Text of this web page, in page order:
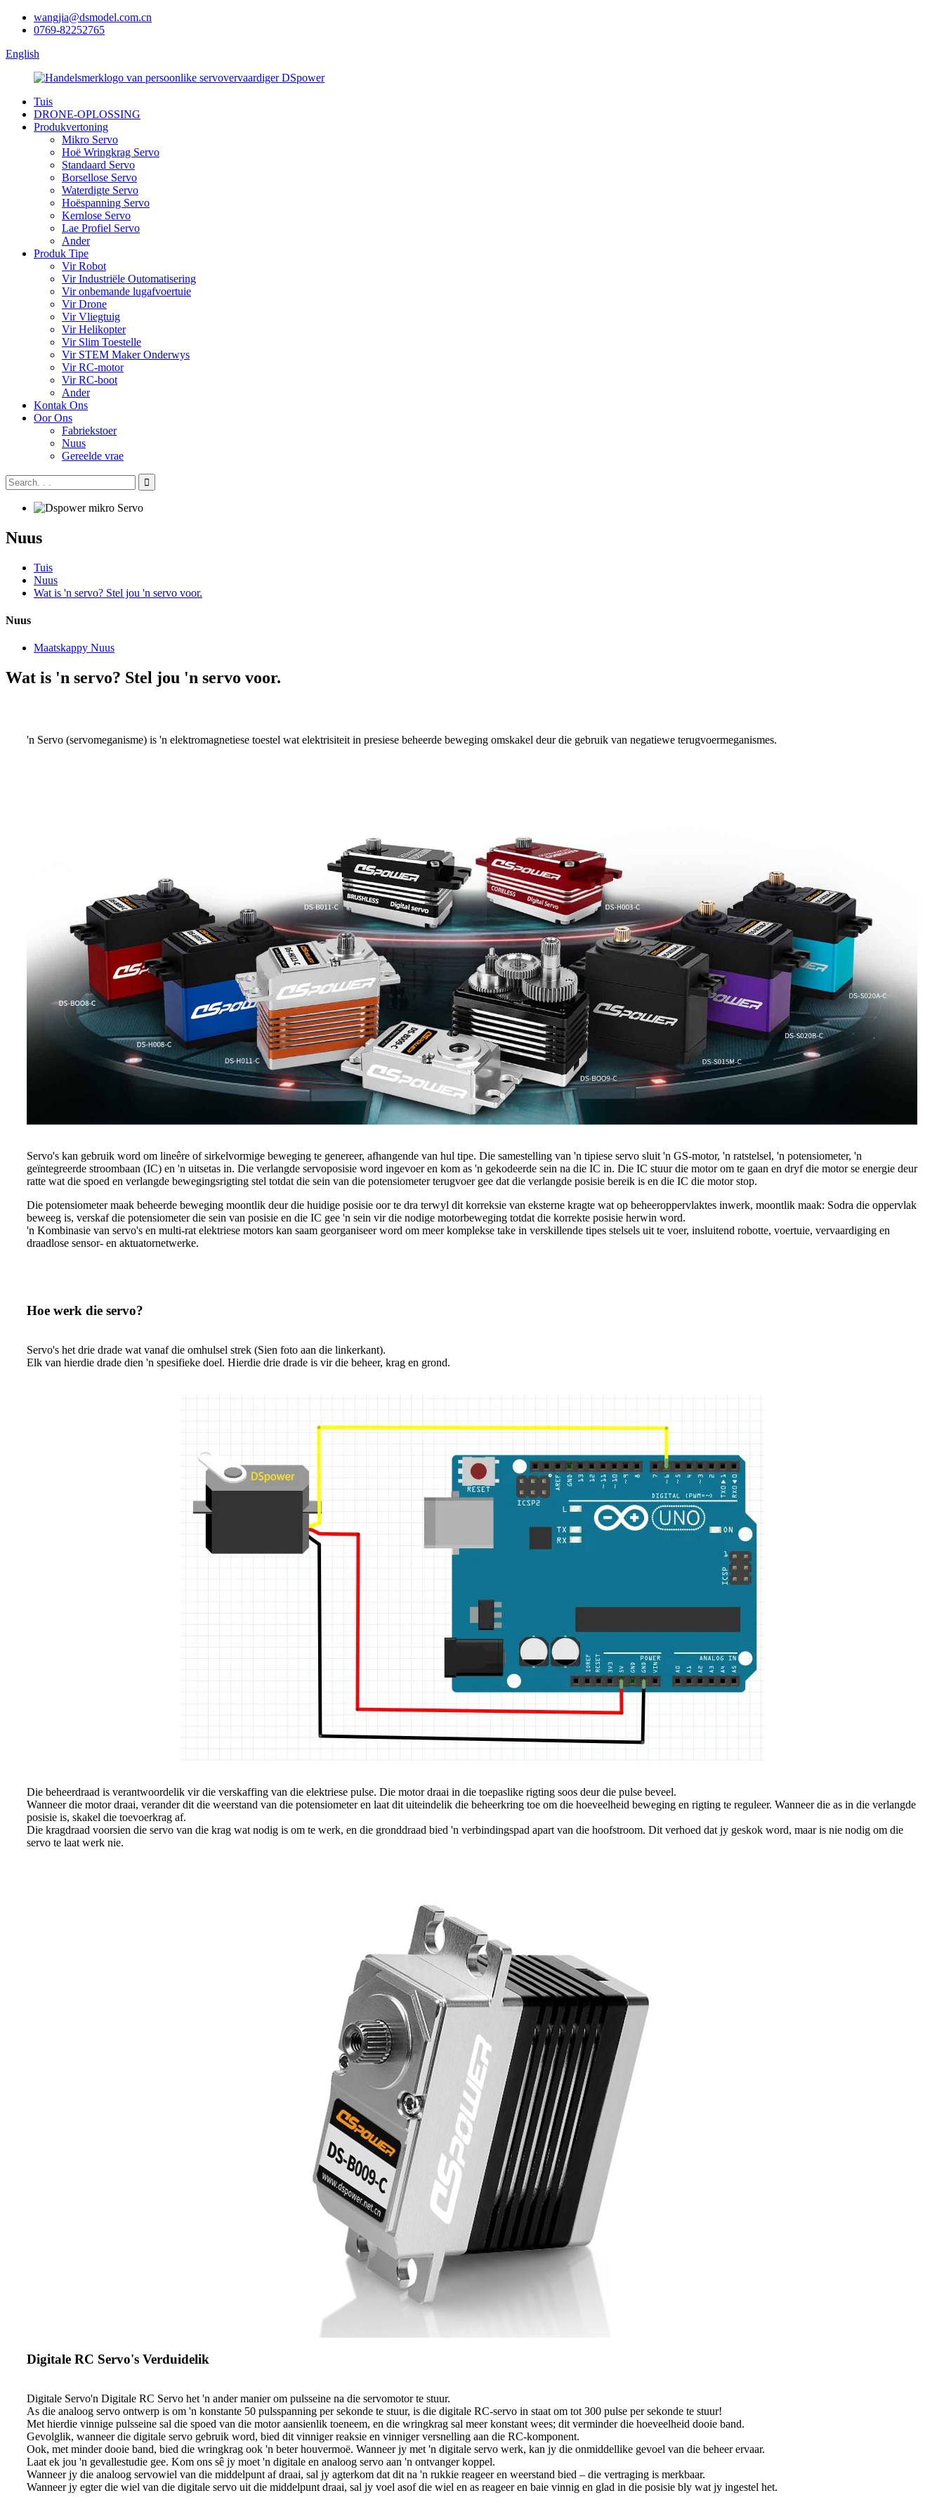
wangjia@dsmodel.com.cn
0769-82252765
English
Tuis
DRONE-OPLOSSING
Produkvertoning
Mikro Servo
Hoë Wringkrag Servo
Standaard Servo
Borsellose Servo
Waterdigte Servo
Hoëspanning Servo
Kernlose Servo
Lae Profiel Servo
Ander
Produk Tipe
Vir Robot
Vir Industriële Outomatisering
Vir onbemande lugafvoertuie
Vir Drone
Vir Vliegtuig
Vir Helikopter
Vir Slim Toestelle
Vir STEM Maker Onderwys
Vir RC-motor
Vir RC-boot
Ander
Kontak Ons
Oor Ons
Fabriekstoer
Nuus
Gereelde vrae
Nuus
Tuis
Nuus
Wat is 'n servo? Stel jou 'n servo voor.
Nuus
Maatskappy Nuus
Wat is 'n servo? Stel jou 'n servo voor.
'n Servo (servomeganisme) is 'n elektromagnetiese toestel wat elektrisiteit in presiese beheerde beweging omskakel deur die gebruik van negatiewe terugvoermeganismes.
Servo's kan gebruik word om lineêre of sirkelvormige beweging te genereer, afhangende van hul tipe. Die samestelling van 'n tipiese servo sluit 'n GS-motor, 'n ratstelsel, 'n potensiometer, 'n
geïntegreerde stroombaan (IC) en 'n uitsetas in. Die verlangde servoposisie word ingevoer en kom as 'n gekodeerde sein na die IC in. Die IC stuur die motor om te gaan en dryf die motor se energie deur
ratte wat die spoed en verlangde bewegingsrigting stel totdat die sein van die potensiometer terugvoer gee dat die verlangde posisie bereik is en die IC die motor stop.
Die potensiometer maak beheerde beweging moontlik deur die huidige posisie oor te dra terwyl dit korreksie van eksterne kragte wat op beheeroppervlaktes inwerk, moontlik maak: Sodra die oppervlak
beweeg is, verskaf die potensiometer die sein van posisie en die IC gee 'n sein vir die nodige motorbeweging totdat die korrekte posisie herwin word.
'n Kombinasie van servo's en multi-rat elektriese motors kan saam georganiseer word om meer komplekse take in verskillende tipes stelsels uit te voer, insluitend robotte, voertuie, vervaardiging en
draadlose sensor- en aktuatornetwerke.
Hoe werk die servo?
Servo's het drie drade wat vanaf die omhulsel strek (Sien foto aan die linkerkant).
Elk van hierdie drade dien 'n spesifieke doel. Hierdie drie drade is vir die beheer, krag en grond.
Die beheerdraad is verantwoordelik vir die verskaffing van die elektriese pulse. Die motor draai in die toepaslike rigting soos deur die pulse beveel.
Wanneer die motor draai, verander dit die weerstand van die potensiometer en laat dit uiteindelik die beheerkring toe om die hoeveelheid beweging en rigting te reguleer. Wanneer die as in die verlangde
posisie is, skakel die toevoerkrag af.
Die kragdraad voorsien die servo van die krag wat nodig is om te werk, en die gronddraad bied 'n verbindingspad apart van die hoofstroom. Dit verhoed dat jy geskok word, maar is nie nodig om die
servo te laat werk nie.
Digitale RC Servo's Verduidelik
Digitale Servo'n Digitale RC Servo het 'n ander manier om pulsseine na die servomotor te stuur.
As die analoog servo ontwerp is om 'n konstante 50 pulsspanning per sekonde te stuur, is die digitale RC-servo in staat om tot 300 pulse per sekonde te stuur!
Met hierdie vinnige pulsseine sal die spoed van die motor aansienlik toeneem, en die wringkrag sal meer konstant wees; dit verminder die hoeveelheid dooie band.
Gevolglik, wanneer die digitale servo gebruik word, bied dit vinniger reaksie en vinniger versnelling aan die RC-komponent.
Ook, met minder dooie band, bied die wringkrag ook 'n beter houvermoë. Wanneer jy met 'n digitale servo werk, kan jy die onmiddellike gevoel van die beheer ervaar.
Laat ek jou 'n gevallestudie gee. Kom ons sê jy moet 'n digitale en analoog servo aan 'n ontvanger koppel.
Wanneer jy die analoog servowiel van die middelpunt af draai, sal jy agterkom dat dit na 'n rukkie reageer en weerstand bied – die vertraging is merkbaar.
Wanneer jy egter die wiel van die digitale servo uit die middelpunt draai, sal jy voel asof die wiel en as reageer en baie vinnig en glad in die posisie bly wat jy ingestel het.